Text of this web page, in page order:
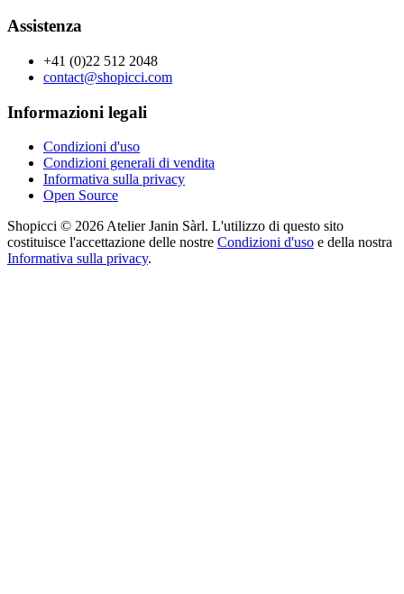
Assistenza
+41 (0)22 512 2048
contact@shopicci.com
Informazioni legali
Condizioni d'uso
Condizioni generali di vendita
Informativa sulla privacy
Open Source
Shopicci © 2026 Atelier Janin Sàrl. L'utilizzo di questo sito
costituisce l'accettazione delle nostre Condizioni d'uso e della nostra
Informativa sulla privacy.